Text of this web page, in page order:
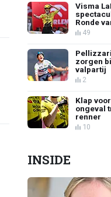
Visma
Ronde
49
zorgen
valpartij
2
Klap
ongeval
renner
10
INSIDE